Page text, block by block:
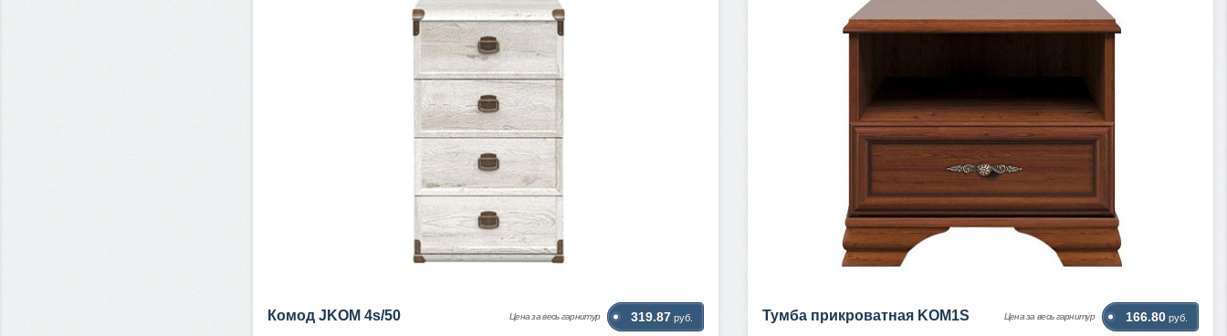
Комод JKOM 4s/50 Цена за весь гарнитур 319.87 руб. Тумба прикроватная KOM1S Цена за весь гарнитур 166.80 руб.